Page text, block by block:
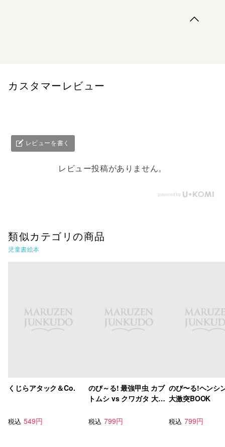
くまでには、もっといろんなことに出...
カスタマーレビュー
レビューを書く
レビュー投稿がありません。
類似カテゴリの商品
児童書絵本
くじらアタック＆Co.
税込 549円
のび～る! 最強甲虫 カブ
トムシ vs クワガタ 大バ
税込 799円
のび〜る!ヘンシ
大激突BOOK
税込 799円